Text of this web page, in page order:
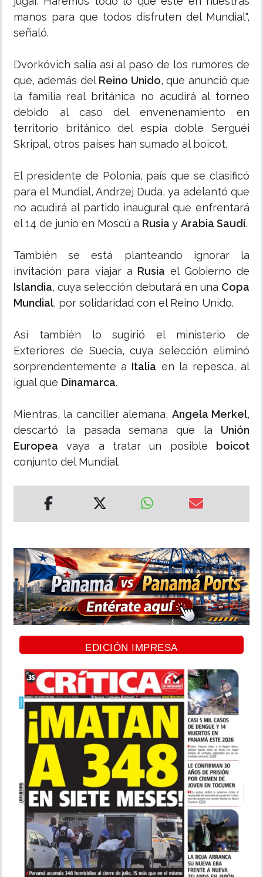
manos para que todos disfruten del Mundial",
señaló.
Dvorkóvich salía así al paso de los rumores de
que, además del Reino Unido, que anunció que
la familia real británica no acudirá al torneo
debido al caso del envenenamiento en
territorio británico del espía doble Serguéi
Skripal, otros países han sumado al boicot.
El presidente de Polonia, país que se clasificó
para el Mundial, Andrzej Duda, ya adelantó que
no acudirá al partido inaugural que enfrentará
el 14 de junio en Moscú a Rusia y Arabia Saudí.
También se está planteando ignorar la
invitación para viajar a Rusia el Gobierno de
Islandia, cuya selección debutará en una Copa
Mundial, por solidaridad con el Reino Unido.
Así también lo sugirió el ministerio de
Exteriores de Suecia, cuya selección eliminó
sorprendentemente a Italia en la repesca, al
igual que Dinamarca.
Mientras, la canciller alemana, Angela Merkel,
descartó la pasada semana que la Unión
Europea vaya a tratar un posible
boicot
conjunto del Mundial.
EDICIÓN IMPRESA